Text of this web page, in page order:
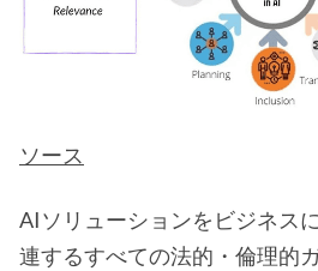
ソース
AIソリューションをビジネス
連するすべての法的・倫理的